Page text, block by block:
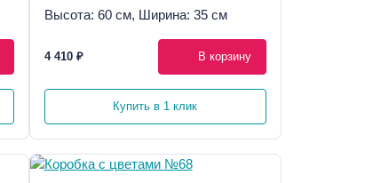
Высота: 60 см, Ширина: 35 см
4 410 ₽ В корзину
Купить в 1 клик